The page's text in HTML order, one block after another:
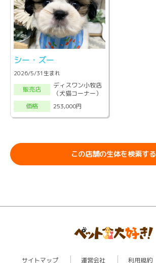
シー・ズー
2026/5/31生まれ
販売店
ディスワン小牧店
（犬猫コーナー）
価格
253,000円
この店舗の生体を検索する
サイトマップ 運営会社 利用規約